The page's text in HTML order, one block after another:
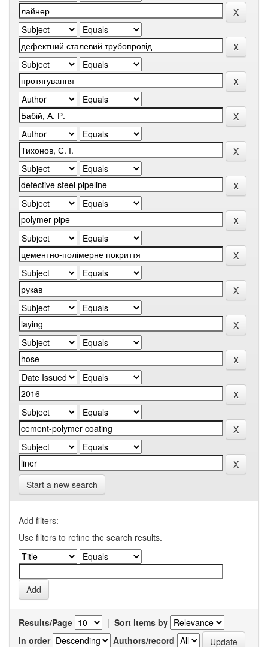
Start a new search
Add filters:
Use filters to refine the search results.
Results/Page | Sort items by
In order
Authors/record